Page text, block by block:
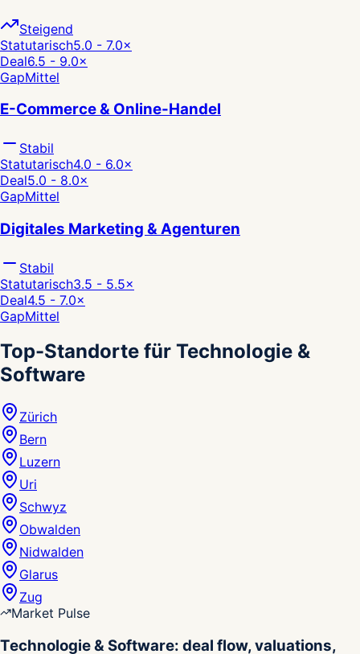
Steigend
Statutarisch5.0 - 7.0×
Deal6.5 - 9.0×
GapMittel
E-Commerce & Online-Handel
Stabil
Statutarisch4.0 - 6.0×
Deal5.0 - 8.0×
GapMittel
Digitales Marketing & Agenturen
Stabil
Statutarisch3.5 - 5.5×
Deal4.5 - 7.0×
GapMittel
Top-Standorte für Technologie &
Software
Zürich
Bern
Luzern
Uri
Schwyz
Obwalden
Nidwalden
Glarus
Zug
Market Pulse
Technologie & Software: deal flow, valuations,